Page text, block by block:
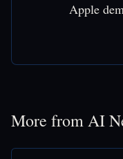
Apple
More from AI